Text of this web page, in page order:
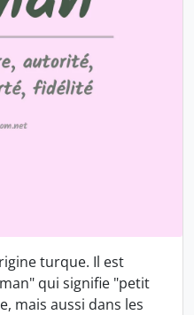
turque. Il est
qui signifie "petit
mais aussi dans les